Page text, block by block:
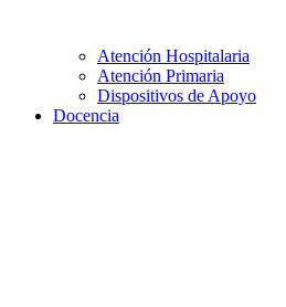
Atención Hospitalaria
Atención Primaria
Dispositivos de Apoyo
Docencia